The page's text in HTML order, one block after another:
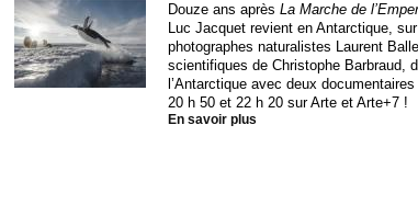
Douze ans après La Marche de
Luc Jacquet revient en Antarctique,
photographes naturalistes Laurent
scientifiques de Christophe Barbraud,
l’Antarctique avec deux
20 h 50 et 22 h 20 sur Arte et Arte+7 !
En savoir plus